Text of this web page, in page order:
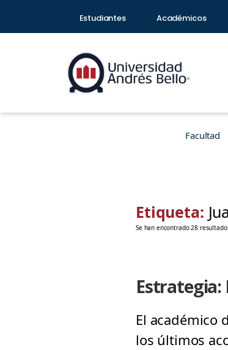
Estudiantes Académicos
Facultad
Etiqueta:
Se han encontrado 28
Estrategia:
El académico
los últimos